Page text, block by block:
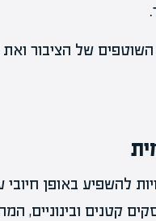
של הציבור ואת
להשפיע באופן
קטנים ובינוניים,